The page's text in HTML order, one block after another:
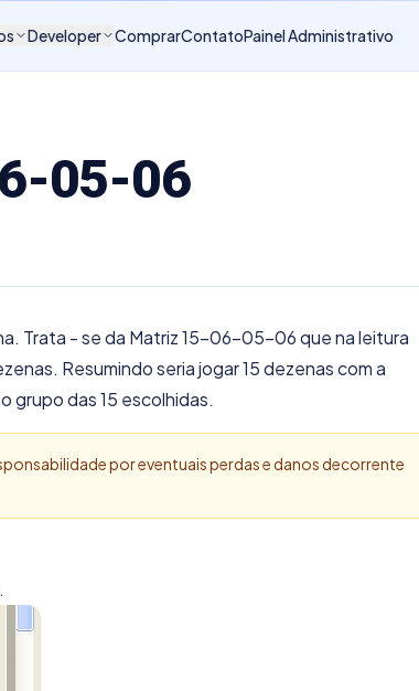
Developer ComprarContatoPainel Administrativo
05-06
Trata - se da Matriz 15-06-05-06 que na leitura
Resumindo seria jogar 15 dezenas com a
grupo das 15 escolhidas.
por eventuais perdas e danos decorrente